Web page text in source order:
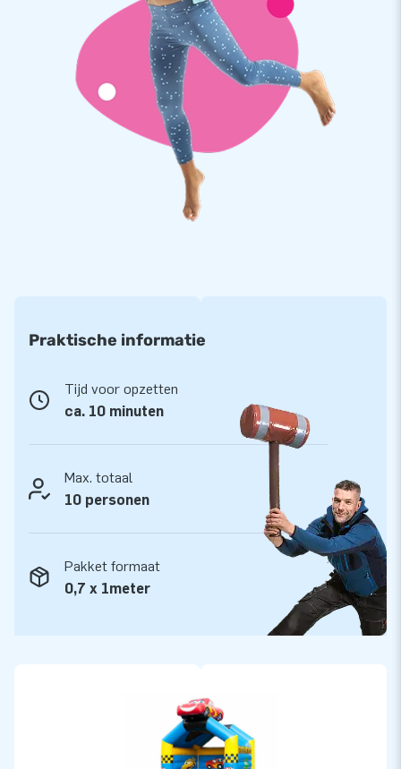
JB kussens zijn op meerdere punten verstevigd en
meervoudig gestikt en zijn gemaakt van sterk, hoge kwaliteit
PVC. Ze zijn daardoor duurzaam en eenvoudig schoon te
houden. Het mini springkussen wordt tevens door JB
geleverd met 5 jaar garantie. Hierdoor lever jij met dit
product jarenlang optimaal speelplezier.
Koop dit unieke standaard springkasteel met auto thema en
bezorg jouw klanten de dag van hun leven!
Meer dan 15.000 klanten kozen ook voor JB
van onze professionele service en levering. Zij noemen ons
Praktische informatie
Tijd voor opzetten
ca. 10 minuten
Max. totaal
10 personen
Pakket formaat
0,7 x 1meter